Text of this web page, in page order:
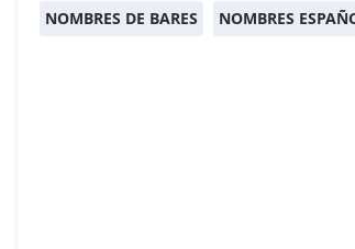
NOMBRES DE BARES NOMBRES